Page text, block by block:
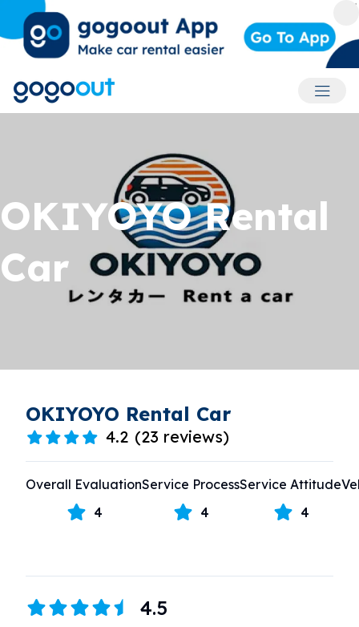
OKIYOYO Rental
Car
OKIYOYO Rental Car
4.2 (23 reviews)
Overall Evaluation
4
Service Process
4
Service Attitude
4
4.5